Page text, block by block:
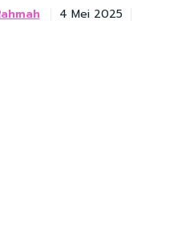
4 Mei 2025